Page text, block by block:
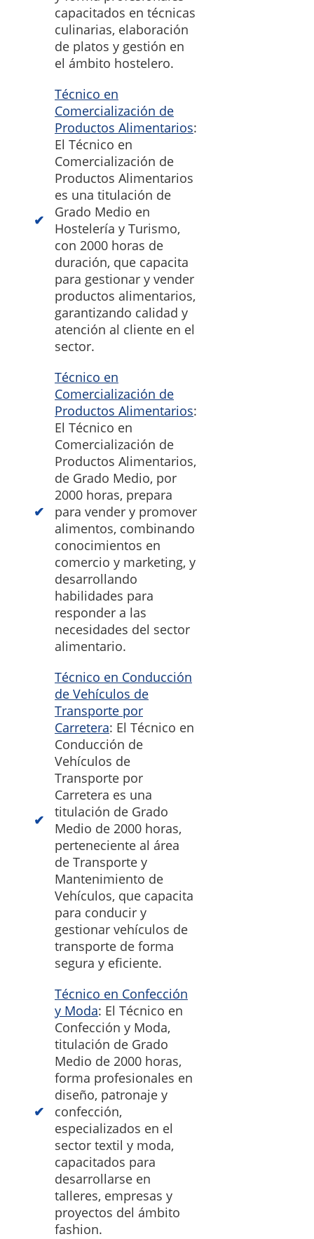
capacitados en técnicas
culinarias, elaboración
de platos y gestión en
el ámbito hostelero.
Técnico en
Comercialización de
Productos Alimentarios:
El Técnico en
Comercialización de
Productos Alimentarios
es una titulación de
Grado Medio en
Hostelería y Turismo,
con 2000 horas de
duración, que capacita
para gestionar y vender
productos alimentarios,
garantizando calidad y
atención al cliente en el
sector.
Técnico en
Comercialización de
Productos Alimentarios:
El Técnico en
Comercialización de
Productos Alimentarios,
de Grado Medio, por
2000 horas, prepara
para vender y promover
alimentos, combinando
conocimientos en
comercio y marketing, y
desarrollando
habilidades para
responder a las
necesidades del sector
alimentario.
Técnico en Conducción
de Vehículos de
Transporte por
Carretera: El Técnico en
Conducción de
Vehículos de
Transporte por
Carretera es una
titulación de Grado
Medio de 2000 horas,
perteneciente al área
de Transporte y
Mantenimiento de
Vehículos, que capacita
para conducir y
gestionar vehículos de
transporte de forma
segura y eficiente.
Técnico en Confección
y Moda: El Técnico en
Confección y Moda,
titulación de Grado
Medio de 2000 horas,
forma profesionales en
diseño, patronaje y
confección,
especializados en el
sector textil y moda,
capacitados para
desarrollarse en
talleres, empresas y
proyectos del ámbito
fashion.